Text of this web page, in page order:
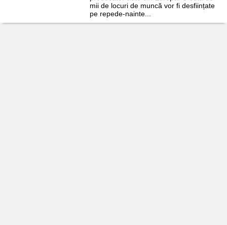
mii de locuri de muncă vor fi desființate
pe repede-nainte...